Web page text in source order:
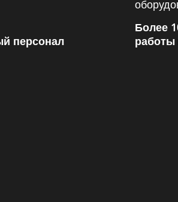
персонал
Более
работы